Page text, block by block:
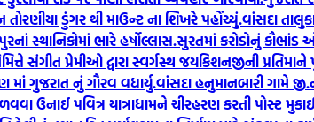
ડુંગર થી માઉન્ટ ના શિખરે પહોંચ્યું.વાંસદા
સ્થાનિકોમાં ભારે હર્ષોલ્લાસ.સુરતમાં કરોડોનું
સંગીત પ્રેમીઓ દ્વારા સ્વર્ગસ્થ જયકિશનજીની
માં ગુજરાત નું ગૌરવ વધાર્યુ.વાંસદા હનુમાનબારી ગામે
ઉનાઈ પવિત્ર યાત્રાધામને ચીરહરણ કરતી પોસ્ટ